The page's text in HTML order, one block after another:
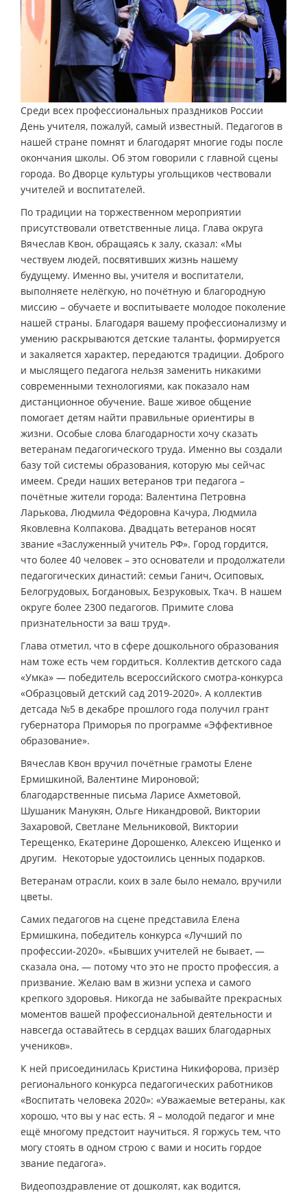
Среди всех профессиональных праздников России
День учителя, пожалуй, самый известный. Педагогов в
нашей стране помнят и благодарят многие годы после
окончания школы. Об этом говорили с главной сцены
города. Во Дворце культуры угольщиков чествовали
учителей и воспитателей.
По традиции на торжественном мероприятии
присутствовали ответственные лица. Глава округа
Вячеслав Квон, обращаясь к залу, сказал: «Мы
чествуем людей, посвятивших жизнь нашему
будущему. Именно вы, учителя и воспитатели,
выполняете нелёгкую, но почётную и благородную
миссию – обучаете и воспитываете молодое поколение
нашей страны. Благодаря вашему профессионализму и
умению раскрываются детские таланты, формируется
и закаляется характер, передаются традиции. Доброго
и мыслящего педагога нельзя заменить никакими
современными технологиями, как показало нам
дистанционное обучение. Ваше живое общение
помогает детям найти правильные ориентиры в
жизни. Особые слова благодарности хочу сказать
ветеранам педагогического труда. Именно вы создали
базу той системы образования, которую мы сейчас
имеем. Среди наших ветеранов три педагога –
почётные жители города: Валентина Петровна
Ларькова, Людмила Фёдоровна Качура, Людмила
Яковлевна Колпакова. Двадцать ветеранов носят
звание «Заслуженный учитель РФ». Город гордится,
что более 40 человек – это основатели и продолжатели
педагогических династий: семьи Ганич, Осиповых,
Белогрудовых, Богдановых, Безруковых, Ткач. В нашем
округе более 2300 педагогов. Примите слова
признательности за ваш труд».
Глава отметил, что в сфере дошкольного образования
нам тоже есть чем гордиться. Коллектив детского сада
«Умка» — победитель всероссийского смотра-конкурса
«Образцовый детский сад 2019-2020». А коллектив
детсада №5 в декабре прошлого года получил грант
губернатора Приморья по программе «Эффективное
образование».
Вячеслав Квон вручил почётные грамоты Елене
Ермишкиной, Валентине Мироновой;
благодарственные письма Ларисе Ахметовой,
Шушаник Манукян, Ольге Никандровой, Виктории
Захаровой, Светлане Мельниковой, Виктории
Терещенко, Екатерине Дорошенко, Алексею Ищенко и
другим. Некоторые удостоились ценных подарков.
Ветеранам отрасли, коих в зале было немало, вручили
цветы.
Самих педагогов на сцене представила Елена
Ермишкина, победитель конкурса «Лучший по
профессии-2020». «Бывших учителей не бывает, —
сказала она, — потому что это не просто профессия, а
призвание. Желаю вам в жизни успеха и самого
крепкого здоровья. Никогда не забывайте прекрасных
моментов вашей профессиональной деятельности и
навсегда оставайтесь в сердцах ваших благодарных
учеников».
К ней присоединилась Кристина Никифорова, призёр
регионального конкурса педагогических работников
«Воспитать человека 2020»: «Уважаемые ветераны, как
хорошо, что вы у нас есть. Я – молодой педагог и мне
ещё многому предстоит научиться. Я горжусь тем, что
могу стоять в одном строю с вами и носить гордое
звание педагога».
Видеопоздравление от дошколят, как водится,